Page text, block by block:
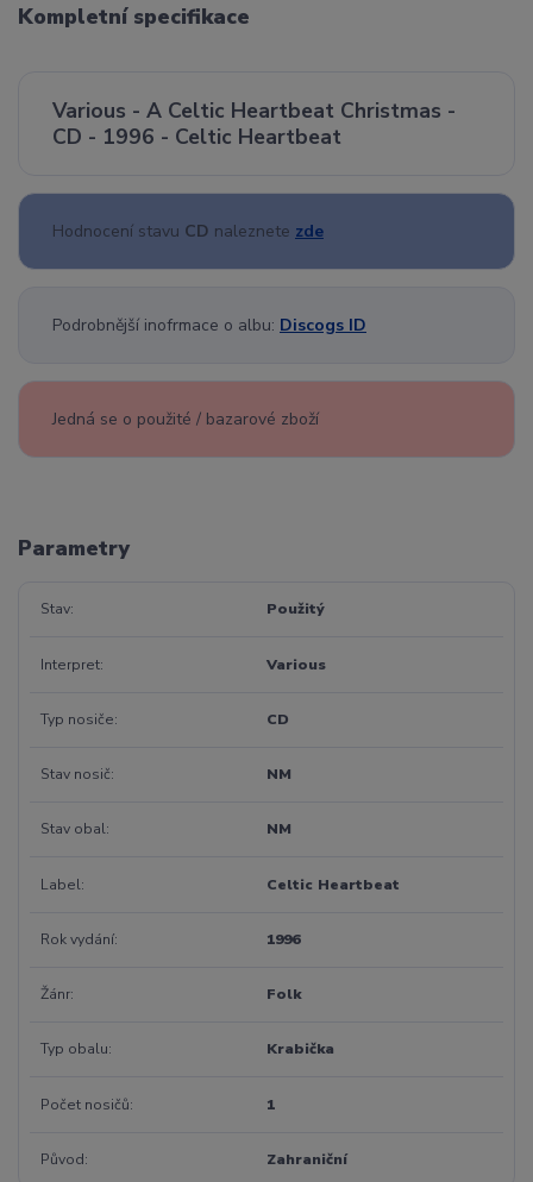
Kompletní specifikace
Various - A Celtic Heartbeat Christmas -
CD - 1996 - Celtic Heartbeat
Hodnocení stavu CD naleznete zde
Podrobnější inofrmace o albu: Discogs ID
Jedná se o použité / bazarové zboží
Parametry
Stav Použitý
Interpret Various
Typ nosiče CD
Stav nosič NM
Stav obal NM
Label Celtic Heartbeat
Rok vydání 1996
Žánr Folk
Typ obalu Krabička
Počet nosičů 1
Původ Zahraniční